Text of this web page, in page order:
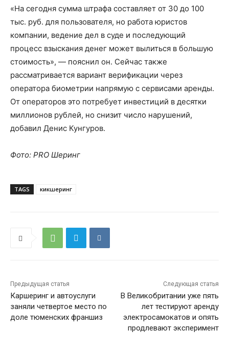
«На сегодня сумма штрафа составляет от 30 до 100
тыс. руб. для пользователя, но работа юристов
компании, ведение дел в суде и последующий
процесс взыскания денег может вылиться в большую
стоимость», — пояснил он. Сейчас также
рассматривается вариант верификации через
оператора биометрии напрямую с сервисами аренды.
От операторов это потребует инвестиций в десятки
миллионов рублей, но снизит число нарушений,
добавил Денис Кунгуров.
Фото: PRO Шеринг
TAGS кикшеринг
Предыдущая статья
Каршеринг и автоуслуги
заняли четвертое место по
доле тюменских франшиз
Следующая статья
В Великобритании уже пять
лет тестируют аренду
электросамокатов и опять
продлевают эксперимент